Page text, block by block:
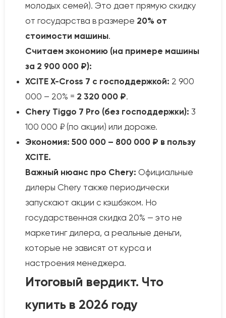
молодых семей). Это дает прямую скидку
от государства в размере 20% от
стоимости машины.
Считаем экономию (на примере машины
за 2 900 000 ₽):
XCITE X-Cross 7 с господдержкой: 2 900
000 – 20% = 2 320 000 ₽.
Chery Tiggo 7 Pro (без господдержки): 3
100 000 ₽ (по акции) или дороже.
Экономия: 500 000 – 800 000 ₽ в пользу
XCITE.
Важный нюанс про Chery: Официальные
дилеры Chery также периодически
запускают акции с кэшбэком. Но
государственная скидка 20% — это не
маркетинг дилера, а реальные деньги,
которые не зависят от курса и
настроения менеджера.
Итоговый вердикт. Что
купить в 2026 году